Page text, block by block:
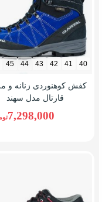
40
41
42
43
44
45
کفش کوهنوردی زنانه و
قارتال مدل سهند
7,298,000